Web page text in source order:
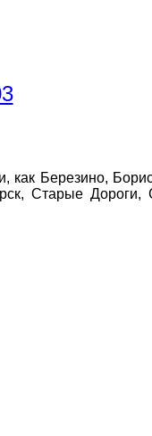
как Березино,
Старые